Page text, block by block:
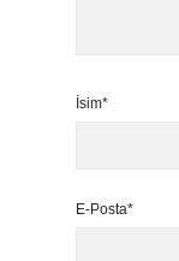
İsim*
E-Posta*